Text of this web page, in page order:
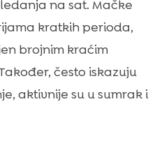
na sat. Mačke
kratkih perioda,
brojnim kraćim
često iskazuju
aktivnije su u sumrak i